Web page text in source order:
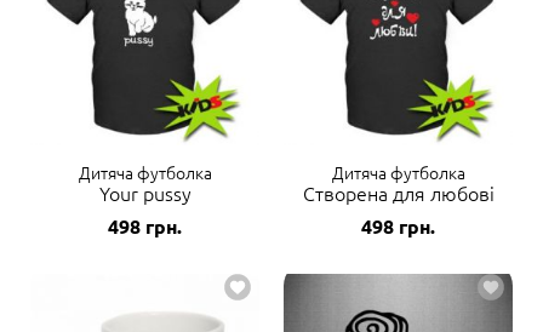
Дитяча футболка
Your pussy
498 грн.
Дитяча футболка
Створена для любові
498 грн.